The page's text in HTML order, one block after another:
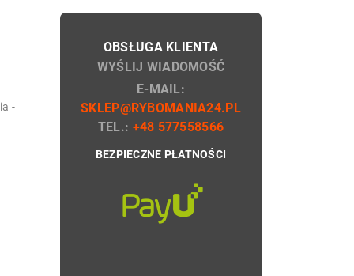
-
OBSŁUGA KLIENTA
WYŚLIJ WIADOMOŚĆ
E-MAIL:
SKLEP@RYBOMANIA24.PL
TEL.: +48 577558566
BEZPIECZNE PŁATNOŚCI